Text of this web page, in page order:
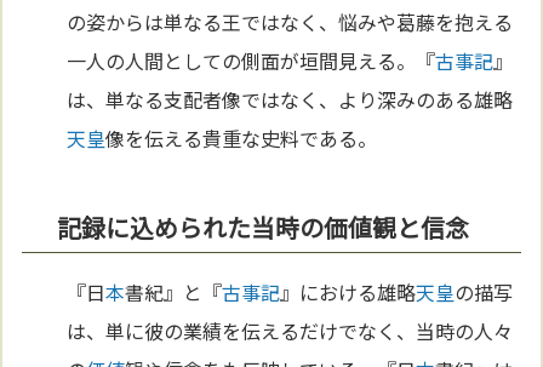
の姿からは単なる王ではなく、悩みや葛藤を抱える
一人の人間としての側面が垣間見える。『古事記』
は、単なる支配者像ではなく、より深みのある雄略
天皇像を伝える貴重な史料である。
記録に込められた当時の価値観と信念
『日本書紀』と『古事記』における雄略天皇の描写
は、単に彼の業績を伝えるだけでなく、当時の人々